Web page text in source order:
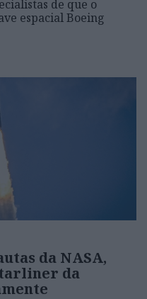
de que o
espacial Boeing
da NASA,
da